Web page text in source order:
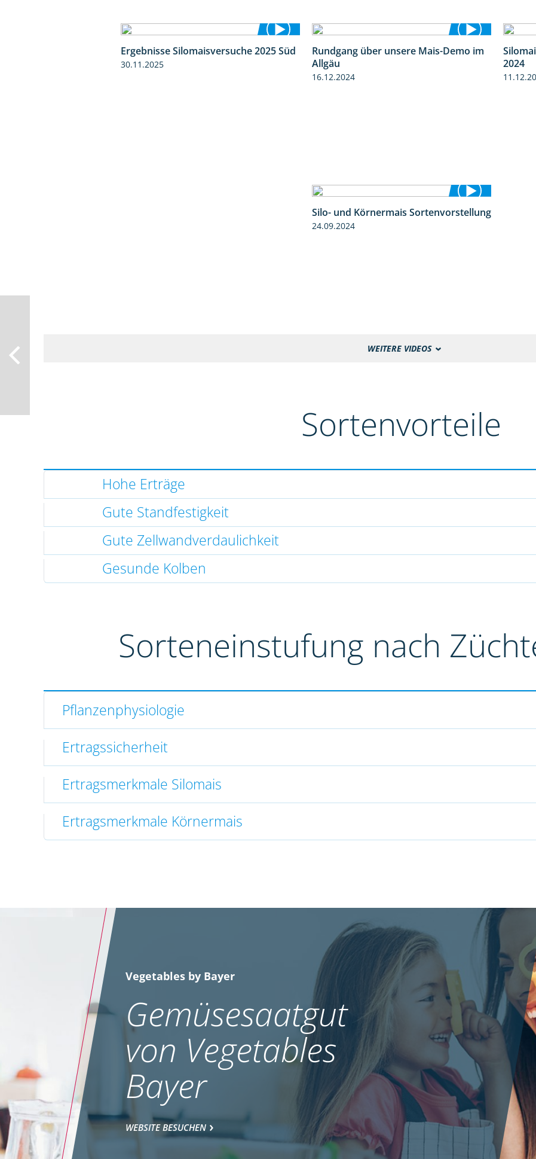
5:36
Ergebnisse Silomaisversuche 2025 Süd
30.11.2025
9:08
Rundgang über unsere Mais-Demo im
Allgäu
16.12.2024
2024
4:26
Silo- und Körnermais Sortenvorstellung
24.09.2024
WEITERE VIDEOS
Sortenvorteile
Hohe Erträge
Gute Standfestigkeit
Gute Zellwandverdaulichkeit
Gesunde Kolben
Sorteneinstufung nach
Pflanzenphysiologie
Ertragssicherheit
Ertragsmerkmale Silomais
Ertragsmerkmale Körnermais
Vegetables by Bayer
Gemüsesaatgut
von Vegetables
Bayer
WEBSITE BESUCHEN